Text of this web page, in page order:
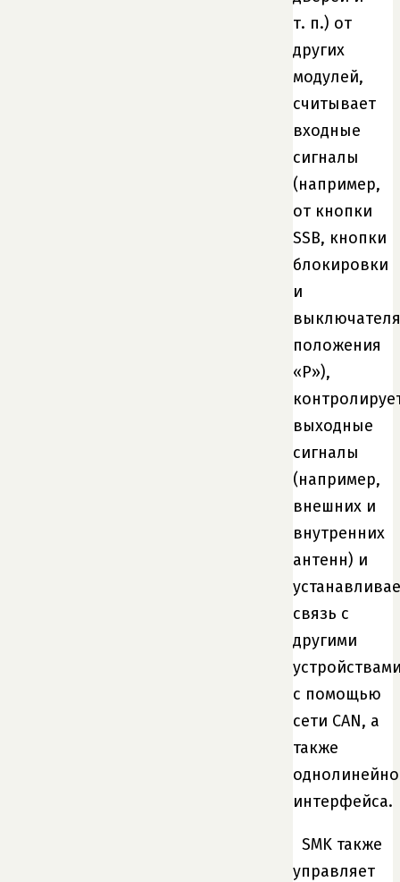
т. п.) от
других
модулей,
считывает
входные
сигналы
(например,
от кнопки
SSB, кнопки
блокировки
и
выключателя
положения
«P»),
выходные
сигналы
(например,
внешних и
внутренних
антенн) и
связь с
другими
с помощью
сети CAN, а
также
интерфейса.
SMK также
управляет